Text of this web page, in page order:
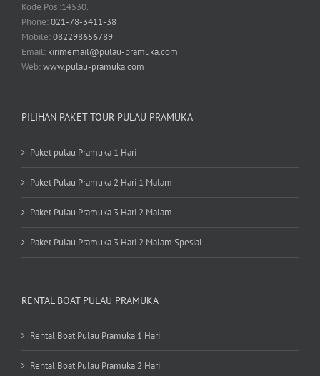
Kode Pos :14530.
Phone:021-78-3411-38
Mobile:082298656789
Email: kirimemail@pulau-pramuka.com
Web:www.pulau-pramuka.com
PILIHAN PAKET TOUR PULAU PRAMUKA
Paket pulau Pramuka 1 Hari
Paket Pulau Pramuka 2 Hari 1 Malam
Paket Pulau Pramuka 3 Hari 2 Malam
Paket Pulau Pramuka 3 Hari 2 Malam Spesial
RENTAL BOAT PULAU PRAMUKA
Rental Boat Pulau Pramuka 1 Hari
Rental Boat Pulau Pramuka 2 Hari